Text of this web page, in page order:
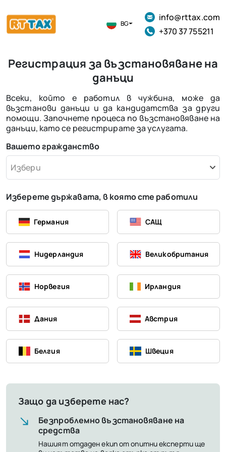
BG
info@rttax.com
+370 37 755211
Регистрация за възстановяване на
данъци
Всеки, който е работил в чужбина, може да
възстанови данъци и да кандидатства за други
помощи. Започнете процеса по възстановяване на
данъци, като се регистрирате за услугата.
Вашето гражданство
Избери
Изберете държавата, в която сте работили
Германия САЩ
Нидерландия Великобритания
Норвегия Ирландия
Дания Австрия
Белгия Швеция
Защо да изберете нас?
Безпроблемно възстановяване на
средства
Нашият отдаден екип от опитни експерти ще